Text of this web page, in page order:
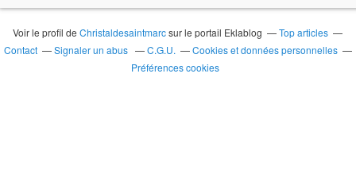
Voir le profil deChristaldesaintmarcsur le portail Eklablog
Top articles
Contact
Signaler un abus C.G.U.
Cookies et données personnelles
Préférences cookies